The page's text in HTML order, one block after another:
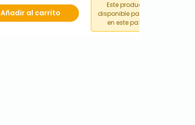
Añadir al carrito
Este producto no está
disponible para su compra
en este país o región.